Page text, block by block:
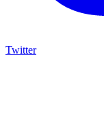
Twitter